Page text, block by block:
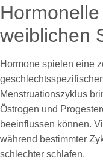
weiblichen
Hormone spielen eine
Menstruationszyklus
Östrogen und
beeinflussen können.
während bestimmter
schlechter schlafen.